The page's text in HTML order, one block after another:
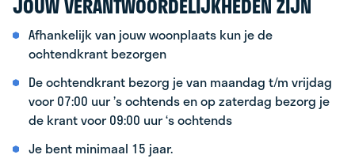
JOUW VERANTWOORDELIJKHEDEN ZIJN
Afhankelijk van jouw woonplaats kun je de
ochtendkrant bezorgen
De ochtendkrant bezorg je van maandag t/m vrijdag
voor 07:00 uur ’s ochtends en op zaterdag bezorg je
de krant voor 09:00 uur ‘s ochtends
Je bent minimaal 15 jaar.